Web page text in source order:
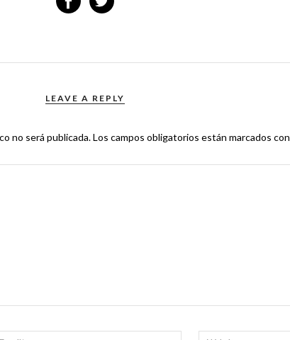
LEAVE A REPLY
no será publicada.Los campos obligatorios están marcados con